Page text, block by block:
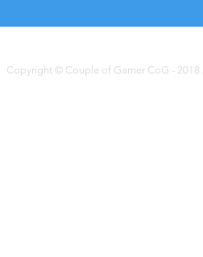
Copyright © Couple of Gamer CoG -